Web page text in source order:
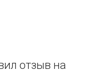
отзыв на